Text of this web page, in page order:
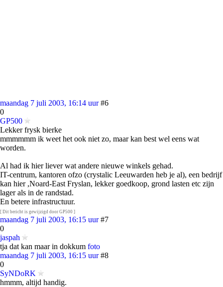
maandag 7 juli 2003, 16:14 uur #6
0
GP500
Lekker frysk bierke
mmmmmm ik weet het ook niet zo, maar kan best wel eens wat
worden.
Al had ik hier liever wat andere nieuwe winkels gehad.
IT-centrum, kantoren ofzo (crystalic Leeuwarden heb je al), een bedrijf
kan hier ,Noard-East Fryslan, lekker goedkoop, grond lasten etc zijn
lager als in de randstad.
En betere infrastructuur.
[ Dit bericht is gewijzigd door GP500 ]
maandag 7 juli 2003, 16:15 uur #7
0
jaspah
tja dat kan maar in dokkum foto
maandag 7 juli 2003, 16:15 uur #8
0
SyNDoRK
hmmm, altijd handig.